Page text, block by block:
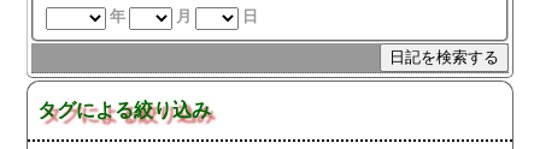
年
月 日
タグによる絞り込み